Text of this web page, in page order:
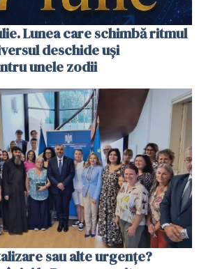
Lunea care schimbă ritmul
deschide uși
unele zodii
sau alte urgențe?